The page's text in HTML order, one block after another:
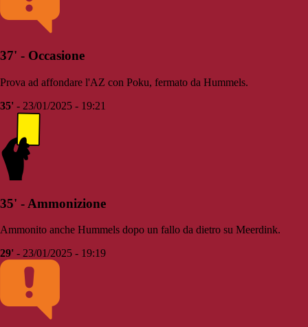
37' - Occasione
Prova ad affondare l'AZ con Poku, fermato da Hummels.
35' - 23/01/2025 - 19:21
35' - Ammonizione
Ammonito anche Hummels dopo un fallo da dietro su Meerdink.
29' - 23/01/2025 - 19:19